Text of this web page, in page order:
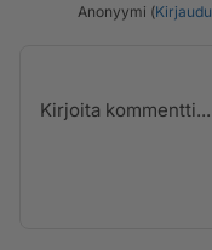
Anonyymi (Kirjaudu